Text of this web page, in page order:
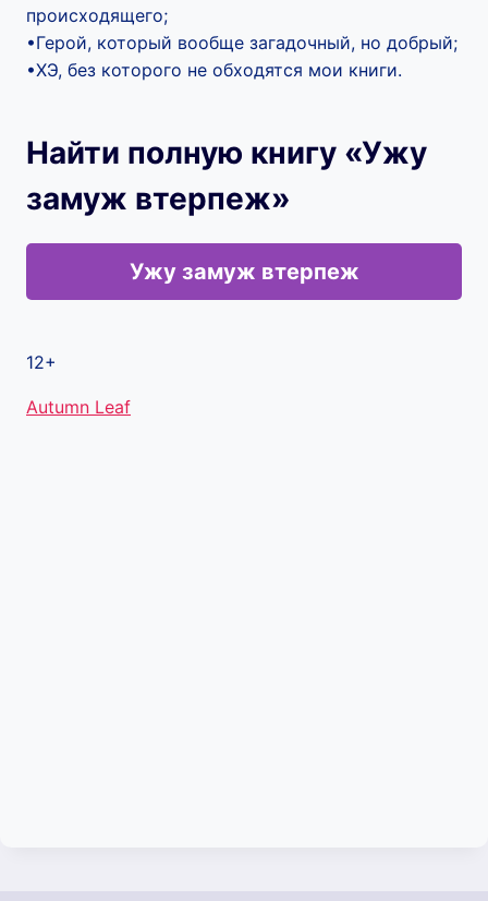
происходящего;
•Герой, который вообще загадочный, но добрый;
•ХЭ, без которого не обходятся мои книги.
Найти полную книгу «Ужу
замуж втерпеж»
Ужу замуж втерпеж
12+
Метки
Autumn Leaf